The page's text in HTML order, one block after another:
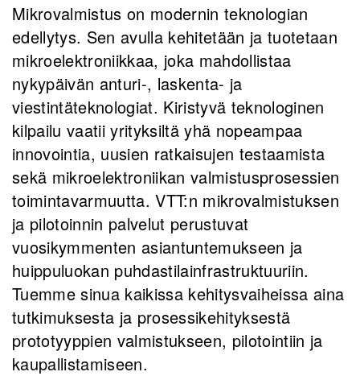
Mikrovalmistus on modernin teknologian
edellytys. Sen avulla kehitetään ja tuotetaan
mikroelektroniikkaa, joka mahdollistaa
nykypäivän anturi-, laskenta- ja
viestintäteknologiat. Kiristyvä teknologinen
kilpailu vaatii yrityksiltä yhä nopeampaa
innovointia, uusien ratkaisujen testaamista
sekä mikroelektroniikan valmistusprosessien
toimintavarmuutta. VTT:n mikrovalmistuksen
ja pilotoinnin palvelut perustuvat
vuosikymmenten asiantuntemukseen ja
huippuluokan puhdastilainfrastruktuuriin.
Tuemme sinua kaikissa kehitysvaiheissa aina
tutkimuksesta ja prosessikehityksestä
prototyyppien valmistukseen, pilotointiin ja
kaupallistamiseen.